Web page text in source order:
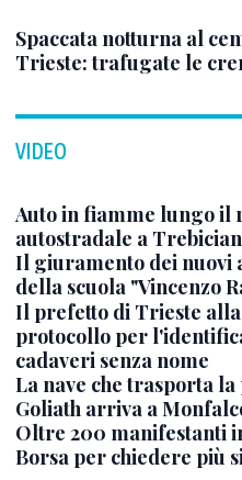
Spaccata notturna al
Trieste: trafugate le
VIDEO
Auto in fiamme lungo il
autostradale a
Il giuramento dei nuovi
della scuola "Vincenzo
Il prefetto di Trieste
protocollo per
cadaveri senza nome
La nave che trasporta
Goliath arriva a
Oltre 200 manifestanti
Borsa per chiedere più